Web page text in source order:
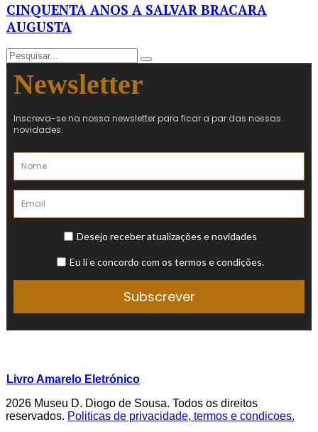
CINQUENTA ANOS A SALVAR BRACARA
AUGUSTA
Livro Amarelo Eletrónico
2026 Museu D. Diogo de Sousa. Todos os direitos
reservados. Politicas de privacidade, termos e condicoes.